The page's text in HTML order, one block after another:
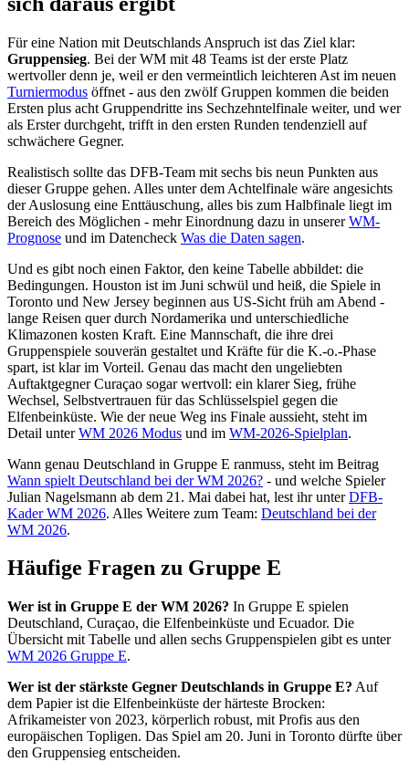
Für eine Nation mit Deutschlands Anspruch ist das Ziel klar:
Gruppensieg. Bei der WM mit 48 Teams ist der erste Platz
wertvoller denn je, weil er den vermeintlich leichteren Ast im neuen
Turniermodus öffnet - aus den zwölf Gruppen kommen die beiden
Ersten plus acht Gruppendritte ins Sechzehntelfinale weiter, und wer
als Erster durchgeht, trifft in den ersten Runden tendenziell auf
schwächere Gegner.
Realistisch sollte das DFB-Team mit sechs bis neun Punkten aus
dieser Gruppe gehen. Alles unter dem Achtelfinale wäre angesichts
der Auslosung eine Enttäuschung, alles bis zum Halbfinale liegt im
Bereich des Möglichen - mehr Einordnung dazu in unsererWM-
Prognose und im Datencheck Was die Daten sagen.
Und es gibt noch einen Faktor, den keine Tabelle abbildet: die
Bedingungen. Houston ist im Juni schwül und heiß, die Spiele in
Toronto und New Jersey beginnen aus US-Sicht früh am Abend -
lange Reisen quer durch Nordamerika und unterschiedliche
Klimazonen kosten Kraft. Eine Mannschaft, die ihre drei
Gruppenspiele souverän gestaltet und Kräfte für die K.-o.-Phase
spart, ist klar im Vorteil. Genau das macht den ungeliebten
Auftaktgegner Curaçao sogar wertvoll: ein klarer Sieg, frühe
Wechsel, Selbstvertrauen für das Schlüsselspiel gegen die
Elfenbeinküste. Wie der neue Weg ins Finale aussieht, steht im
Detail unterWM 2026 Modus und im WM-2026-Spielplan.
Wann genau Deutschland in Gruppe E ranmuss, steht im Beitrag
Wann spielt Deutschland bei der WM 2026? - und welche Spieler
Julian Nagelsmann ab dem 21. Mai dabei hat, lest ihr unterDFB-
Kader WM 2026. Alles Weitere zum Team: Deutschland bei der
WM 2026.
Häufige Fragen zu Gruppe E
Wer ist in Gruppe E der WM 2026? In Gruppe E spielen
Deutschland, Curaçao, die Elfenbeinküste und Ecuador. Die
Übersicht mit Tabelle und allen sechs Gruppenspielen gibt es unter
WM 2026 Gruppe E.
Wer ist der stärkste Gegner Deutschlands in Gruppe E? Auf
dem Papier ist die Elfenbeinküste der härteste Brocken:
Afrikameister von 2023, körperlich robust, mit Profis aus den
europäischen Topligen. Das Spiel am 20. Juni in Toronto dürfte über
den Gruppensieg entscheiden.